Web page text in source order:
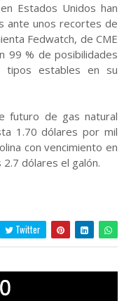
Estados Unidos han
ante unos recortes de
Fedwatch, de CME
99 % de posibilidades
tipos estables en su
futuro de gas natural
1.70 dólares por mil
con vencimiento en
dólares el galón.
Twitter